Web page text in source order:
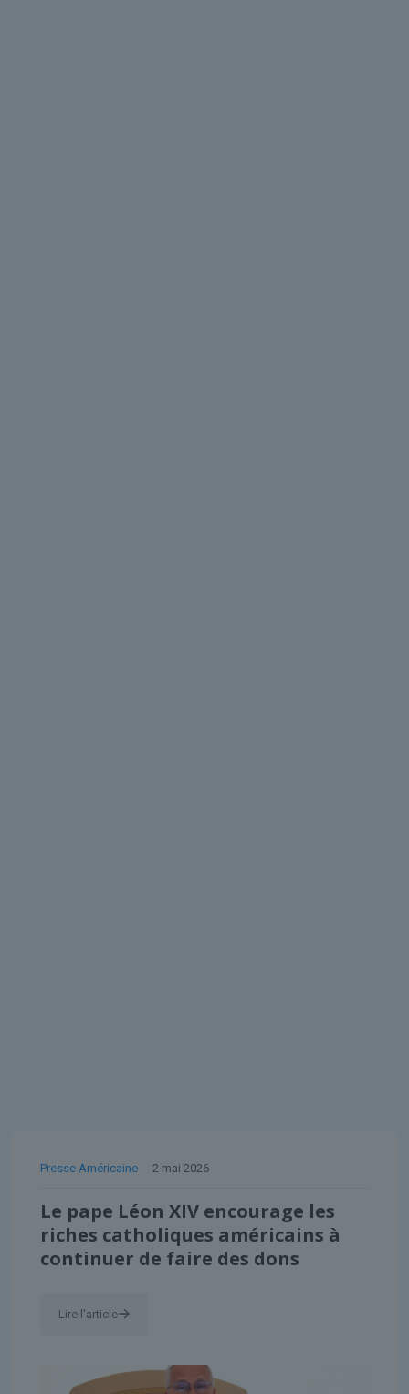
Presse Américaine 2 mai 2026
Le pape Léon XIV encourage les
riches catholiques américains à
continuer de faire des dons
Lire l'article